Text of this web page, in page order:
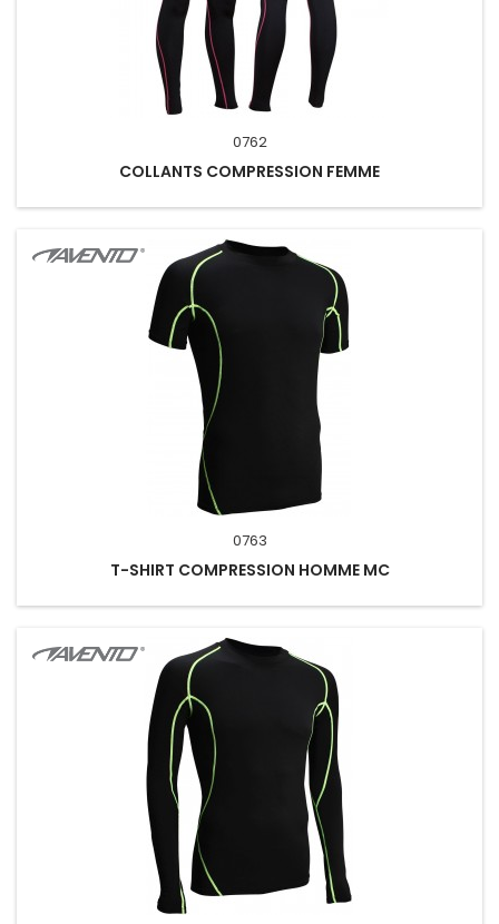
0762
COLLANTS COMPRESSION FEMME
0763
T-SHIRT COMPRESSION HOMME MC